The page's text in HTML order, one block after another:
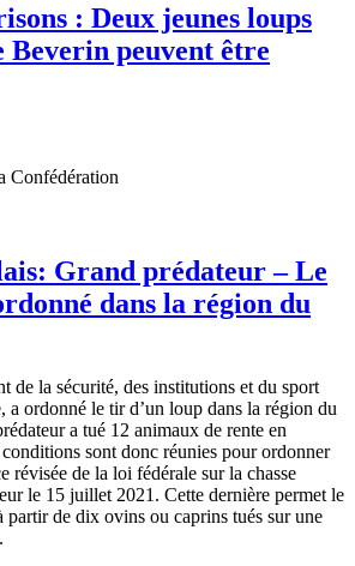
: Deux jeunes loups
Beverin peuvent être
Confédération
Grand prédateur – Le
dans la région du
de la sécurité, des institutions et du sport
a ordonné le tir d’un loup dans la région du
a tué 12 animaux de rente en
sont donc réunies pour ordonner
révisée de la loi fédérale sur la chasse
le 15 juillet 2021. Cette dernière permet le
partir de dix ovins ou caprins tués sur une